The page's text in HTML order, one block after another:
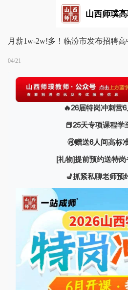
山西师璞
月薪1w-2w!多！临汾市发布招聘高
04/21
🔥26届特岗冲刺营6
📕25天专项课程学
🉑赠送6人间高标
[礼物]提前预约送特岗
💺抓紧私聊老师预